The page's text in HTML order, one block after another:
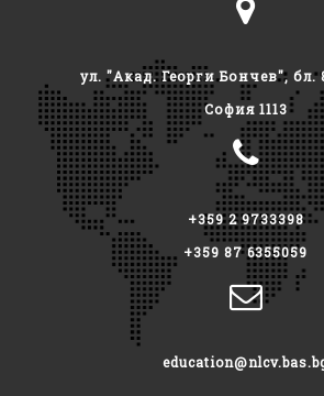
ул. "Акад. Георги Бончев", бл.
София 1113
+359 2 9733398
+359 87 6355059